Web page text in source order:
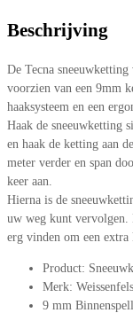
Beschrijving
De Tecna sneeuwketting
voorzien van een 9mm
haaksysteem en een
Haak de sneeuwketting
en haak de ketting aan
meter verder en span
keer aan.
Hierna is de
uw weg kunt vervolgen.
erg vinden om een extra
Product:
Merk: Weissenfels
9 mm